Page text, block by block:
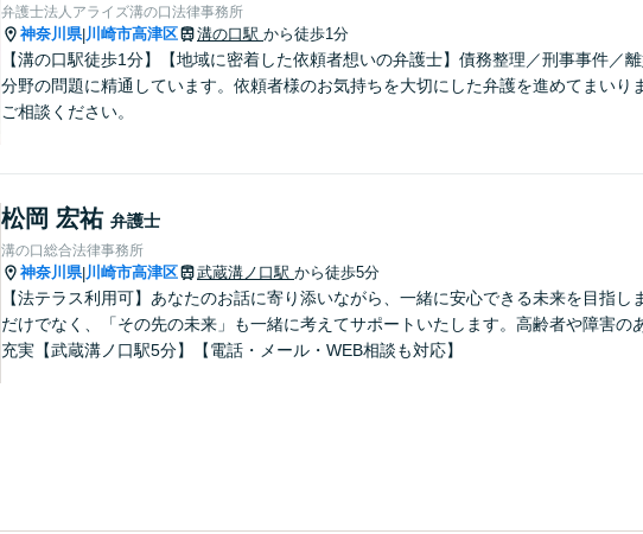
弁護士法人アライズ溝の口法律事務所
神奈川県|川崎市高津区 溝の口駅 から徒歩1分
【溝の口駅徒歩1分】【地域に密着した依頼者想いの弁護士】債務整理／刑事事件／
分野の問題に精通しています。依頼者様のお気持ちを大切にした弁護を進めてまいり
ご相談ください。
松岡 宏祐 弁護士
溝の口総合法律事務所
神奈川県|川崎市高津区 武蔵溝ノ口駅 から徒歩5分
【法テラス利用可】あなたのお話に寄り添いながら、一緒に安心できる未来を目指し
だけでなく、「その先の未来」も一緒に考えてサポートいたします。高齢者や障害の
充実【武蔵溝ノ口駅5分】【電話・メール・WEB相談も対応】